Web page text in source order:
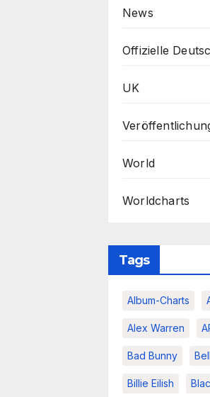
News
Offizielle
UK
World
Worldcharts
Tags
Album-Charts
Alex Warren
Bad Bunny
Billie Eilish